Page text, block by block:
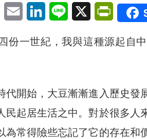
WeChatEmail LinkedInLine X
份一世紀，我與這種源起自
代開始，大豆漸漸進入歷史發
民起居生活之中。對於很多人
為常得險些忘記了它的存在和